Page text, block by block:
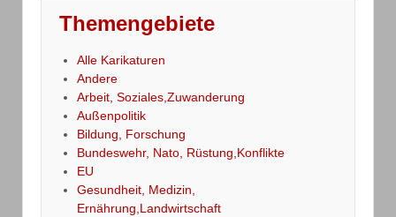
Themengebiete
Alle Karikaturen
Andere
Arbeit, Soziales,Zuwanderung
Außenpolitik
Bildung, Forschung
Bundeswehr, Nato, Rüstung,Konflikte
EU
Gesundheit, Medizin,
Ernährung,Landwirtschaft